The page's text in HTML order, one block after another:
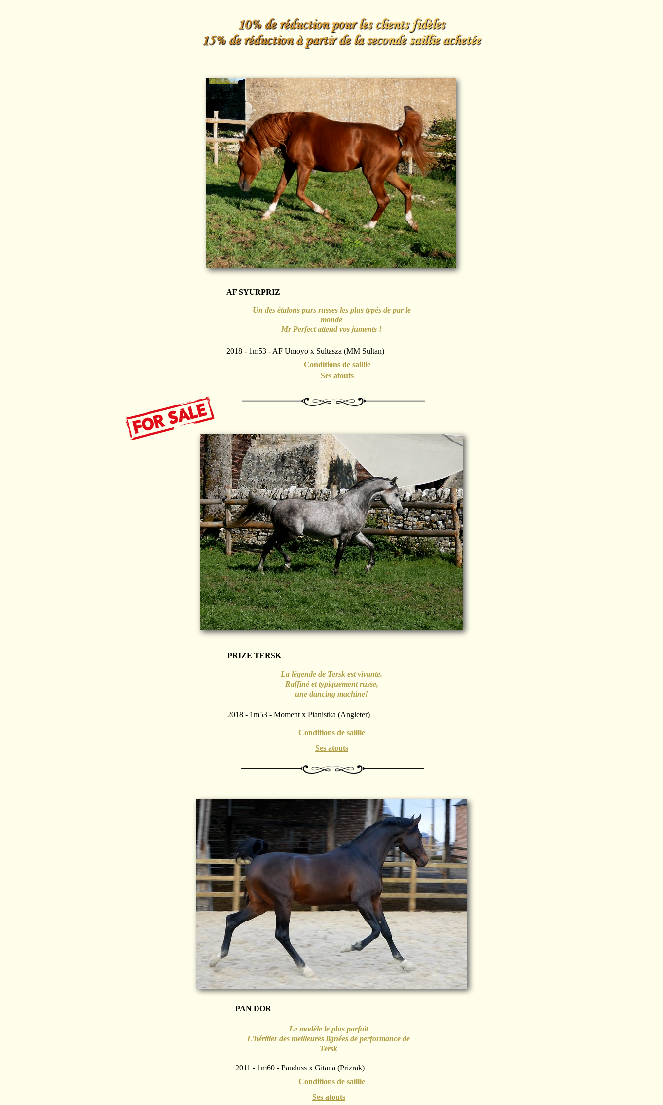
AF SYURPRIZ
2018 - 1m53 - AF Umoyo x Sultasza (MM Sultan)
PAN DOR
2011 - 1m60 - Panduss x Gitana (Prizrak)
PRIZE TERSK
2018 - 1m53 - Moment x Pianistka (Angleter)
Conditions de saillie
Conditions de saillie
Conditions de saillie
Ses atouts
Ses atouts
Ses atouts
Un des étalons purs russes les plus typés de par le
monde
Mr Perfect attend vos juments !
La légende de Tersk est vivante.
Raffiné et typiquement russe,
une dancing machine!
Le modèle le plus parfait
L'héritier des meilleures lignées de performance de
Tersk